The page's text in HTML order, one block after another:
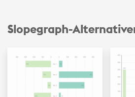
Slopegraph-